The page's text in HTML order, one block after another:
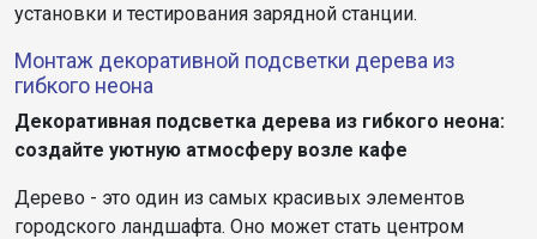
установки и тестирования зарядной станции.
Монтаж декоративной подсветки дерева из
гибкого неона
Декоративная подсветка дерева из гибкого неона:
создайте уютную атмосферу возле кафе
Дерево - это один из самых красивых элементов
городского ландшафта. Оно может стать центром